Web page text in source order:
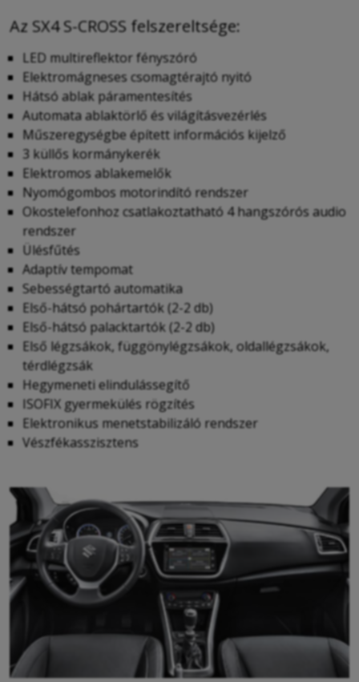
Az SX4 S-CROSS felszereltsége:
LED multireflektor fényszóró
Elektromágneses csomagtérajtó nyitó
Hátsó ablak páramentesítés
Automata ablaktörlő és világításvezérlés
Műszeregységbe épített információs kijelző
3 küllős kormánykerék
Elektromos ablakemelők
Nyomógombos motorindító rendszer
Okostelefonhoz csatlakoztatható 4 hangszórós audio
rendszer
Ülésfűtés
Adaptív tempomat
Sebességtartó automatika
Első-hátsó pohártartók (2-2 db)
Első-hátsó palacktartók (2-2 db)
Első légzsákok, függönylégzsákok, oldallégzsákok,
térdlégzsák
Hegymeneti elindulássegítő
ISOFIX gyermekülés rögzítés
Elektronikus menetstabilizáló rendszer
Vészfékasszisztens